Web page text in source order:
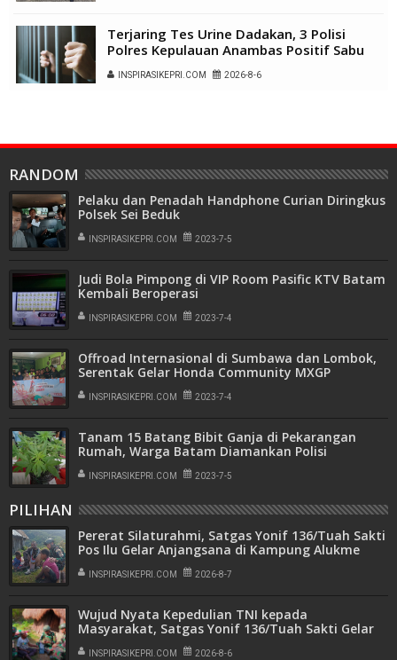
Terjaring Tes Urine Dadakan, 3 Polisi
Polres Kepulauan Anambas Positif Sabu
INSPIRASIKEPRI.COM 2026-8-6
RANDOM
Pelaku dan Penadah Handphone Curian Diringkus
Polsek Sei Beduk
INSPIRASIKEPRI.COM 2023-7-5
Judi Bola Pimpong di VIP Room Pasific KTV Batam
Kembali Beroperasi
INSPIRASIKEPRI.COM 2023-7-4
Offroad Internasional di Sumbawa dan Lombok,
Serentak Gelar Honda Community MXGP
Gathering 2023
INSPIRASIKEPRI.COM 2023-7-4
Tanam 15 Batang Bibit Ganja di Pekarangan
Rumah, Warga Batam Diamankan Polisi
INSPIRASIKEPRI.COM 2023-7-5
PILIHAN
Pererat Silaturahmi, Satgas Yonif 136/Tuah Sakti
Pos Ilu Gelar Anjangsana di Kampung Alukme
INSPIRASIKEPRI.COM 2026-8-7
Wujud Nyata Kepedulian TNI kepada
Masyarakat, Satgas Yonif 136/Tuah Sakti Gelar
Pengobatan Keliling di Kampung Kalome
INSPIRASIKEPRI.COM 2026-8-6